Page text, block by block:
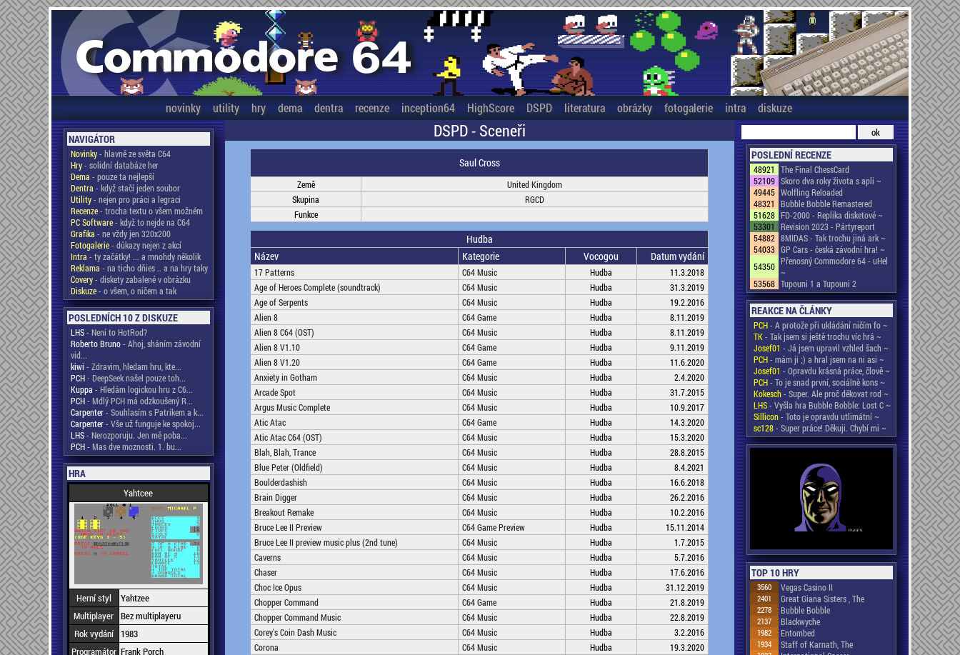
novinky utility hry dema dentra recenze inception64 HighScore DSPD literatura obrázky fotogalerie intra diskuze
NAVIGÁTOR
Novinky- hlavně ze světa C64
Hry- solidní databáze her
Dema - pouze ta nejlepší
Dentra - když stačí jeden soubor
Utility- nejen pro práci a legraci
Recenze- trocha textu o všem možném
PC Software- když to nejde na C64
Grafika - ne vždy jen 320x200
Fotogalerie- důkazy nejen z akcí
Intra - ty začátky! ... a mnohdy několik
Reklama - na ticho dňies .. a na hry taky
Covery- diskety zabalené v obrázku
Diskuze- o všem, o ničem a tak
POSLEDNÍCH 10 Z DISKUZE
LHS- Není to HotRod?
Roberto Bruno- Ahoj, sháním závodní
vid...
kiwi - Zdravim, hledam hru, kte...
PCH- DeepSeek našel pouze toh...
Kuppa - Hledám logickou hru z C6...
PCH- Mdlý PCH má odzkoušený R...
Carpenter- Souhlasím s Patrikem a k...
Carpenter- Vše už funguje ke spokoj...
LHS- Nerozporuju. Jen mě poba...
PCH- Mas dve moznosti. 1. bu...
HRA
Yahtcee
Herní styl
Yahtzee
Multiplayer Bez multiplayeru
Rok vydání
1983
Programátor Frank Porch
DSPD - Sceneři
Saul Cross
Země
United Kingdom
Skupina
RGCD
Funkce
Hudba
Název
Kategorie Vocogou Datum vydání
17 Patterns C64 Music Hudba
11.3.2018
Age of Heroes Complete (soundtrack)
C64 Music Hudba
31.3.2019
Age of Serpents
C64 Music Hudba
19.2.2016
Alien 8
C64 Game Hudba
8.11.2019
Alien 8 C64 (OST)
C64 Music Hudba
8.11.2019
Alien 8 V1.10
C64 Game Hudba
9.11.2019
Alien 8 V1.20
C64 Game Hudba
11.6.2020
Anxiety in Gotham
C64 Music Hudba
2.4.2020
Arcade Spot
C64 Music Hudba
31.7.2015
Argus Music Complete
C64 Music Hudba
10.9.2017
Atic Atac
C64 Game Hudba
14.3.2020
Atic Atac C64 (OST)
C64 Music Hudba
15.3.2020
Blah, Blah, Trance
C64 Music Hudba
28.8.2015
Blue Peter (Oldfield)
C64 Music Hudba
8.4.2021
Boulderdashish
C64 Music Hudba
16.6.2018
Brain Digger
C64 Music Hudba
26.2.2016
Breakout Remake
C64 Music Hudba
10.2.2016
Bruce Lee II Preview
C64 Game Preview Hudba
15.11.2014
Bruce Lee II preview music plus (2nd tune)
C64 Music Hudba
1.7.2015
Caverns
C64 Music Hudba
5.7.2016
Chaser
C64 Music Hudba
17.6.2016
Choc Ice Opus
C64 Music Hudba
31.12.2019
Chopper Command
C64 Game Hudba
21.8.2019
Chopper Command Music
C64 Music Hudba
22.8.2019
Corey's Coin Dash Music
C64 Music Hudba
3.2.2016
Corona
C64 Music Hudba
19.3.2020
POSLEDNÍ RECENZE
48921
The Final ChessCard
52109 Skoro dva roky života s apli ~
49445 Wolfling Reloaded
48321
Bubble Bobble Remastered
51628 FD-2000 - Replika disketové ~
53301
Revision 2023 - Pártyreport
54882 8MIDAS - Tak trochu jiná ark ~
54033 GP Cars - česká závodní hra! ~
54350 Přenosný Commodore 64 - uHel
~
53568 Tupouni 1 a Tupouni 2
REAKCE NA ČLÁNKY
PCH- A protože při ukládání ničím fo ~
TK- Tak jsem si ještě trochu víc hrá ~
Josef01 - Já jsem upravil vzhled šach ~
PCH- mám ji ;) a hral jsem na ni asi ~
Josef01 - Opravdu krásná práce, člově ~
PCH- To je snad první, sociálně kons ~
Kokesch- Super. Ale proč děkovat rod ~
LHS- Vyšla hra Bubble Bobble: Lost C ~
Sillicon- Toto je opravdu utlimátní ~
sc128- Super práce! Děkuji. Chybí mi ~
TOP 10 HRY
3560 Vegas Casino II
2401 Great Giana Sisters , The
2278 Bubble Bobble
2137 Blackwyche
1982 Entombed
1934 Staff of Karnath, The